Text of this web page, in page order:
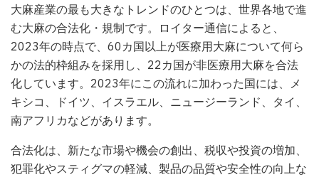
大麻産業の最も大きなトレンドのひとつは、世界各地で進
む大麻の合法化・規制です。ロイター通信によると、
2023年の時点で、60カ国以上が医療用大麻について何ら
かの法的枠組みを採用し、22カ国が非医療用大麻を合法
化しています。2023年にこの流れに加わった国には、メ
キシコ、ドイツ、イスラエル、ニュージーランド、タイ、
南アフリカなどがあります。
合法化は、新たな市場や機会の創出、税収や投資の増加、
犯罪化やスティグマの軽減、製品の品質や安全性の向上な